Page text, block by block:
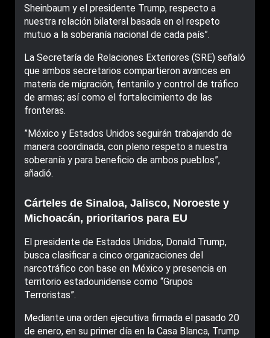
Sheinbaum y el presidente Trump, respecto a
nuestra relación bilateral basada en el respeto
mutuo a la soberanía nacional de cada país”.
La Secretaría de Relaciones Exteriores (SRE) señaló
que ambos secretarios compartieron avances en
materia de migración, fentanilo y control de tráfico
de armas; así como el fortalecimiento de las
fronteras.
”México y Estados Unidos seguirán trabajando de
manera coordinada, con pleno respeto a nuestra
soberanía y para beneficio de ambos pueblos”,
añadió.
Cárteles de Sinaloa, Jalisco, Noroeste y
Michoacán, prioritarios para EU
El presidente de Estados Unidos, Donald Trump,
busca clasificar a cinco organizaciones del
narcotráfico con base en México y presencia en
territorio estadounidense como “Grupos
Terroristas”.
Mediante una orden ejecutiva firmada el pasado 20
de enero, en su primer día en la Casa Blanca, Trump